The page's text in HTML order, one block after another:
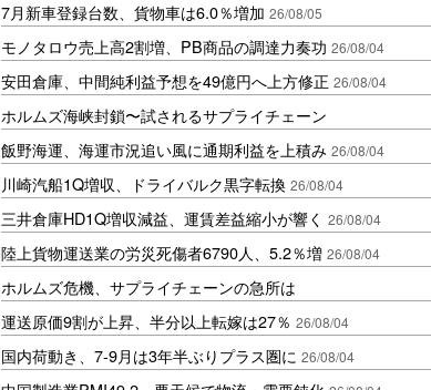
7月新車登録台数、貨物車は6.0％増加 26/08/05
モノタロウ売上高2割増、PB商品の調達力奏功 26/08/04
安田倉庫、中間純利益予想を49億円へ上方修正 26/08/04
ホルムズ海峡封鎖〜試されるサプライチェーン
飯野海運、海運市況追い風に通期利益を上積み 26/08/04
川崎汽船1Q増収、ドライバルク黒字転換 26/08/04
三井倉庫HD1Q増収減益、運賃差益縮小が響く 26/08/04
陸上貨物運送業の労災死傷者6790人、5.2％増 26/08/04
ホルムズ危機、サプライチェーンの急所は
運送原価9割が上昇、半分以上転嫁は27％ 26/08/04
国内荷動き、7-9月は3年半ぶりプラス圏に 26/08/04